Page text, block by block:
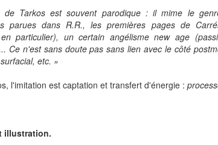
Tarkos est souvent parodique : il mime le
parues dans R.R., les premières pages de
particulier), un certain angélisme new age
Ce n'est sans doute pas sans lien avec le côté
etc. »
l'imitation est captation et transfert d'énergie :
illustration.